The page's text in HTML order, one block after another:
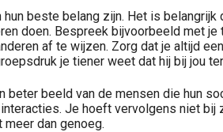
beste belang zijn. Het is
doen. Bespreek bijvoorbeeld met
af te wijzen. Zorg dat je altijd
je tiener weet dat hij bij jou
beeld van de mensen die hun
Je hoeft vervolgens niet
dan genoeg.